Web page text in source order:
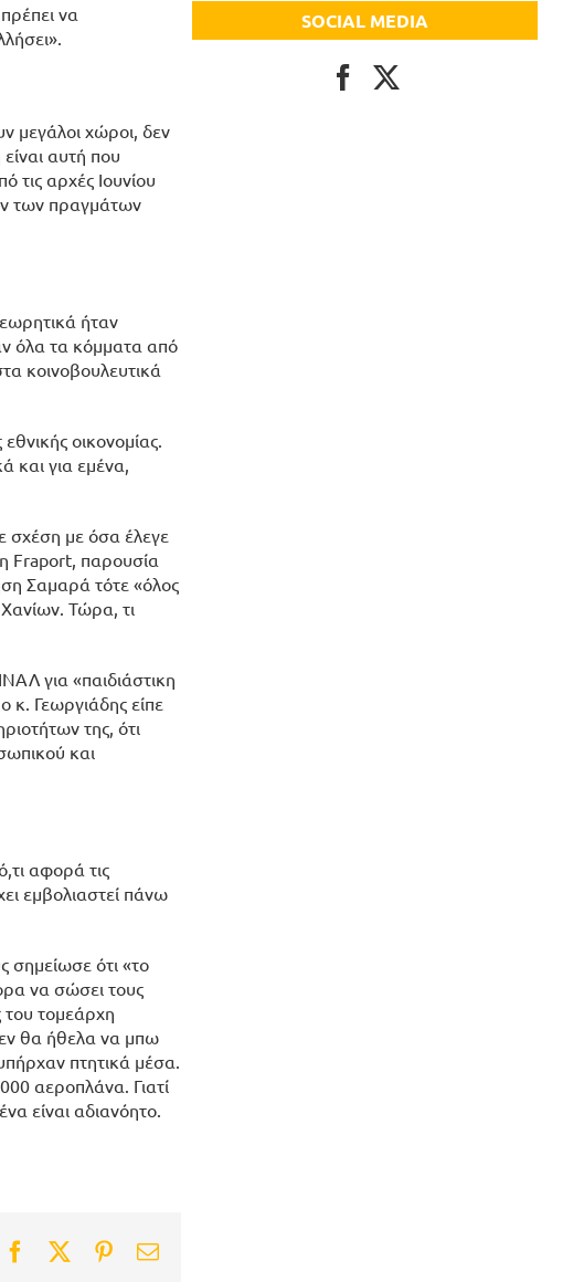
να
μεγάλοι χώροι, δεν
αυτή που
αρχές Ιουνίου
των πραγμάτων
ήταν
όλα τα κόμματα από
κοινοβουλευτικά
οικονομίας.
και για εμένα,
σχέση με όσα έλεγε
η Fraport, παρουσία
Σαμαρά τότε «όλος
Τώρα, τι
για «παιδιάστικη
Γεωργιάδης είπε
της, ότι
και
αφορά τις
εμβολιαστεί πάνω
ότι «το
να σώσει τους
του τομεάρχη
θα ήθελα να μπω
πτητικά μέσα.
αεροπλάνα. Γιατί
είναι αδιανόητο.
Facebook
TwitterPinterest
Email
SOCIAL MEDIA